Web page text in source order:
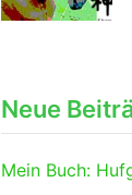
Neue
Mein Buch: